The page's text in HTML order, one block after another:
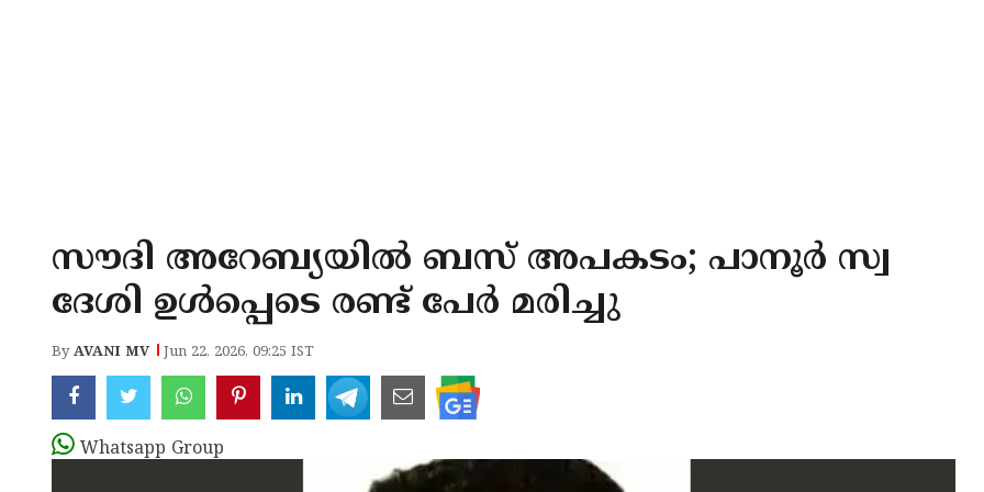
സൗദി അറേബ്യയിൽ ബസ് അപകടം; പാനൂർ സ്വ
ദേശി ഉൾപ്പെടെ രണ്ട് പേർ മരിച്ചു
ByAVANI MV Jun 22, 2026, 09:25 IST
Whatsapp Group